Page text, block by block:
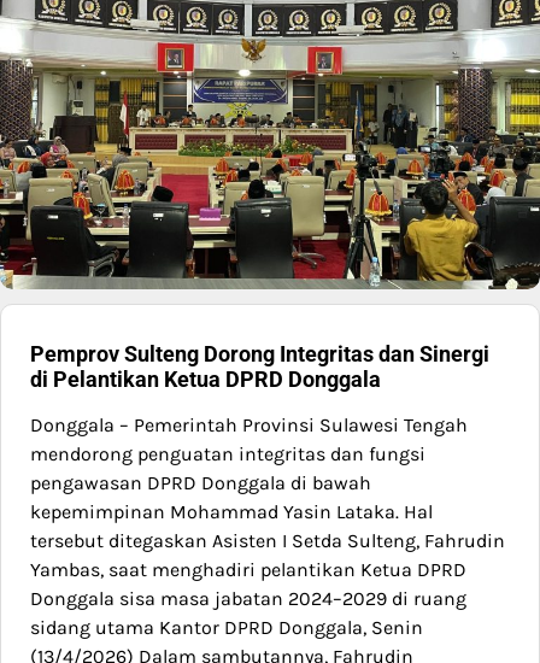
Pemprov Sulteng Dorong Integritas dan Sinergi
di Pelantikan Ketua DPRD Donggala
Donggala – Pemerintah Provinsi Sulawesi Tengah
mendorong penguatan integritas dan fungsi
pengawasan DPRD Donggala di bawah
kepemimpinan Mohammad Yasin Lataka. Hal
tersebut ditegaskan Asisten I Setda Sulteng, Fahrudin
Yambas, saat menghadiri pelantikan Ketua DPRD
Donggala sisa masa jabatan 2024–2029 di ruang
sidang utama Kantor DPRD Donggala, Senin
(13/4/2026) Dalam sambutannya, Fahrudin